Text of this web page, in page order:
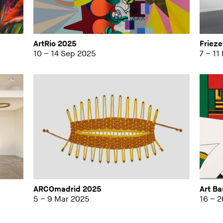
ArtRio 2025
10 – 14 Sep 2025
7 –
ARCOmadrid 2025
5 – 9 Mar 2025
Art
16 –